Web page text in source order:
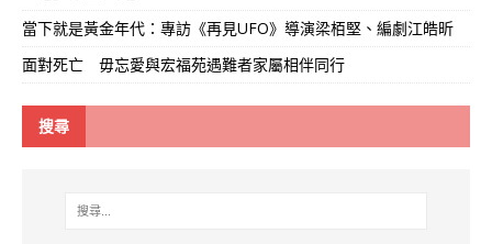
當下就是黃金年代：專訪《再見UFO》導演梁栢堅、編劇江皓昕
面對死亡 毋忘愛與宏福苑遇難者家屬相伴同行
搜尋